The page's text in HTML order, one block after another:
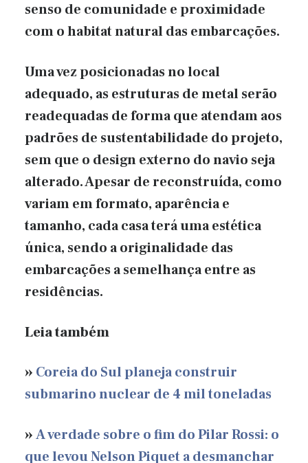
senso de comunidade e proximidade
com o habitat natural das embarcações.
Uma vez posicionadas no local
adequado, as estruturas de metal serão
readequadas de forma que atendam aos
padrões de sustentabilidade do projeto,
sem que o design externo do navio seja
alterado. Apesar de reconstruída, como
variam em formato, aparência e
tamanho, cada casa terá uma estética
única, sendo a originalidade das
embarcações a semelhança entre as
residências.
Leia também
» Coreia do Sul planeja construir
submarino nuclear de 4 mil toneladas
»A verdade sobre o fim do Pilar Rossi: o
que levou Nelson Piquet a desmanchar